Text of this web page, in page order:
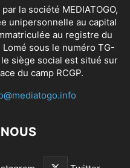
la société MEDIATOGO,
unipersonnelle au capital
au registre du
sous le numéro TG-
siège social est situé sur
du camp RCGP.